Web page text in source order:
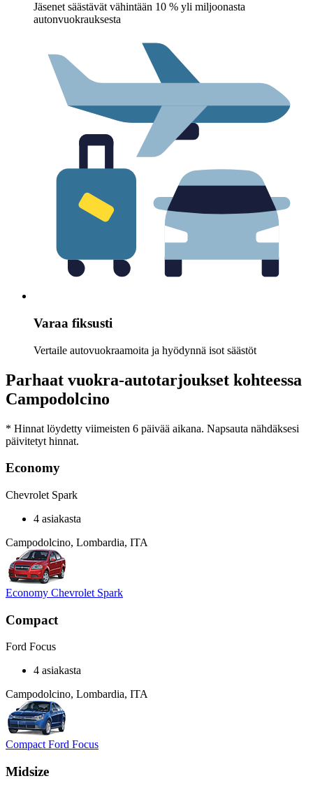
Jäsenet säästävät vähintään 10 % yli miljoonasta
autonvuokrauksesta
Varaa fiksusti
Vertaile autovuokraamoita ja hyödynnä isot säästöt
Parhaat vuokra-autotarjoukset kohteessa
Campodolcino
* Hinnat löydetty viimeisten 6 päivää aikana. Napsauta nähdäksesi
päivitetyt hinnat.
Economy
Chevrolet Spark
4 asiakasta
Campodolcino, Lombardia, ITA
Economy Chevrolet Spark
Compact
Ford Focus
4 asiakasta
Campodolcino, Lombardia, ITA
Compact Ford Focus
Midsize